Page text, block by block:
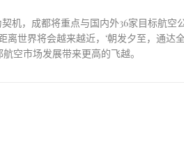
机，成都将重点与国内外36家目标航空
离世界将会越来越近，‘朝发夕至，通
空市场发展带来更高的飞越。